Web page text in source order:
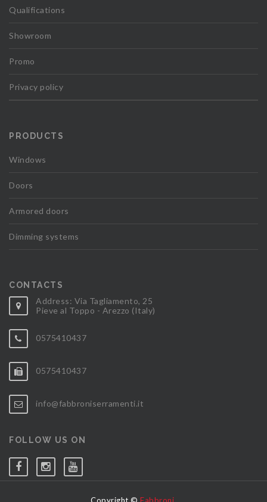
Qualifications
Showroom
Promo
Privacy policy
PRODUCTS
Windows
Doors
Armored doors
Dimming systems
CONTACTS
Address: Via Tagliamento, 25
Pieve al Toppo - Arezzo (Italy)
0575410437
0575410437
info@fabbroniserramenti.it
FOLLOW US ON